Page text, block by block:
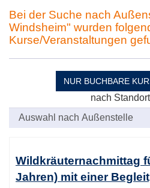
Bei der Suche nach
Windsheim" wurden
Kurse/Veranstaltungen
NUR BUCHBARE
nach
Tabellenüberschriften
können
sortiert
Wildkräuternachmittag
Jahren) mit einer